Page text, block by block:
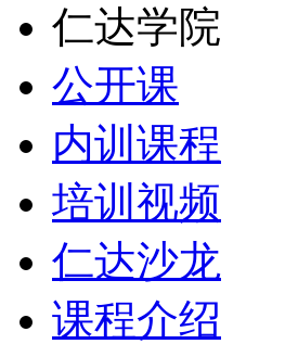
仁达学院
公开课
内训课程
培训视频
仁达沙龙
课程介绍